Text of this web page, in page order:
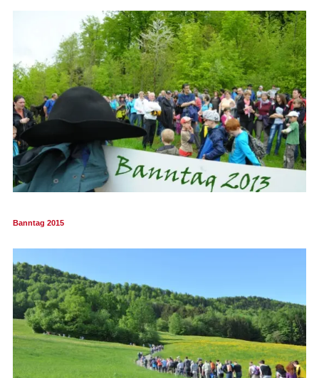
Startseite
Inhalt
Impressum
Datenschutz
Banntag 2015